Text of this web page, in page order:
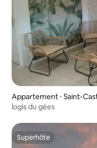
Appartement ⋅ Saint-
logis du gées
Superhôte
Superhôte